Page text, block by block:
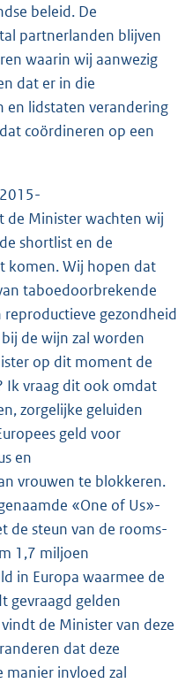
beleid. De
partnerlanden blijven
waarin wij aanwezig
dat er in die
en lidstaten verandering
coördineren op een
de Minister wachten wij
shortlist en de
komen. Wij hopen dat
taboedoorbrekende
reproductieve gezondheid
de wijn zal worden
op dit moment de
Ik vraag dit ook omdat
zorgelijke geluiden
geld voor
en
vrouwen te blokkeren.
«One of Us»-
de steun van de rooms-
1,7 miljoen
in Europa waarmee de
gevraagd gelden
de Minister van deze
dat deze
manier invloed zal